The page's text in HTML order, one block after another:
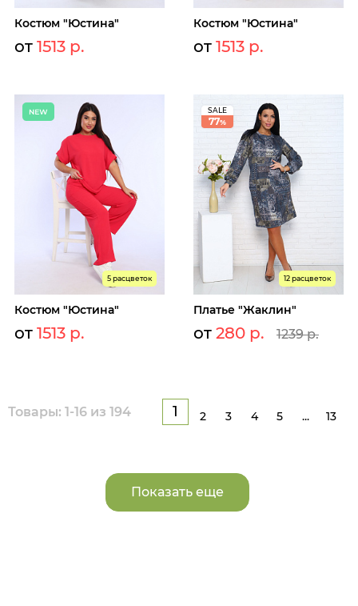
Костюм "Юстина"
от 1513 р.
Костюм "Юстина"
от 1513 р.
5 расцветок
Костюм "Юстина"
от 1513 р.
SALE
77%
12 расцветок
Платье "Жаклин"
от 280 р. 1239 р.
Товары: 1-16 из 194 1 2 3 4 5 ... 13
Показать еще